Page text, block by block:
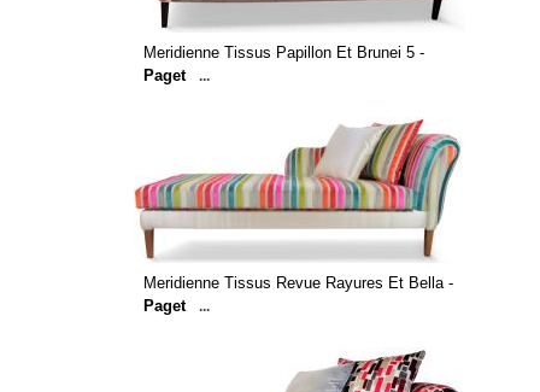
Meridienne Tissus Papillon Et Brunei 5 -
Paget
...
Meridienne Tissus Revue Rayures Et Bella -
Paget
...